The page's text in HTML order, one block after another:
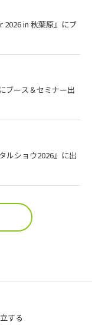
in 秋葉原』にブ
ブース＆セミナー出
ルショウ2026』に出
する